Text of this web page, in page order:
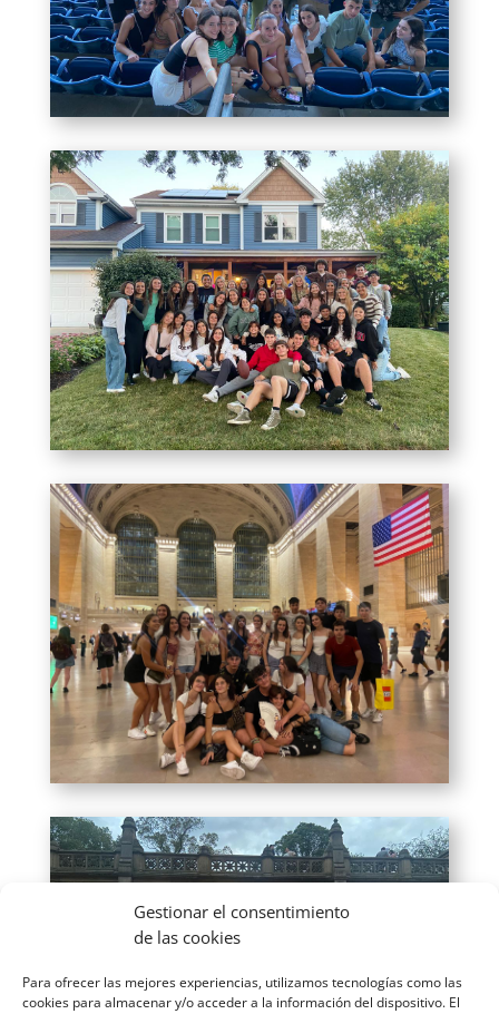
Gestionar el consentimiento
de las cookies
Para ofrecer las mejores experiencias, utilizamos tecnologías como las
cookies para almacenar y/o acceder a la información del dispositivo. El